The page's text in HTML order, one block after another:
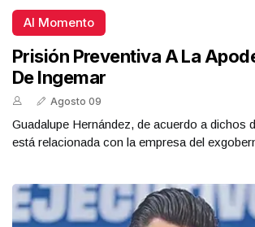
Al Momento
Prisión Preventiva A La
De Ingemar
Agosto 09
Guadalupe Hernández, de acuerdo a dichos
está relacionada con la empresa del